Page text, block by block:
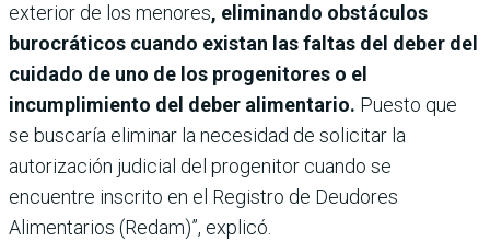
exterior de los menores, eliminando obstáculos
burocráticos cuando existan las faltas del deber del
cuidado de uno de los progenitores o el
incumplimiento del deber alimentario. Puesto que
se buscaría eliminar la necesidad de solicitar la
autorización judicial del progenitor cuando se
encuentre inscrito en el Registro de Deudores
Alimentarios (Redam)”, explicó.